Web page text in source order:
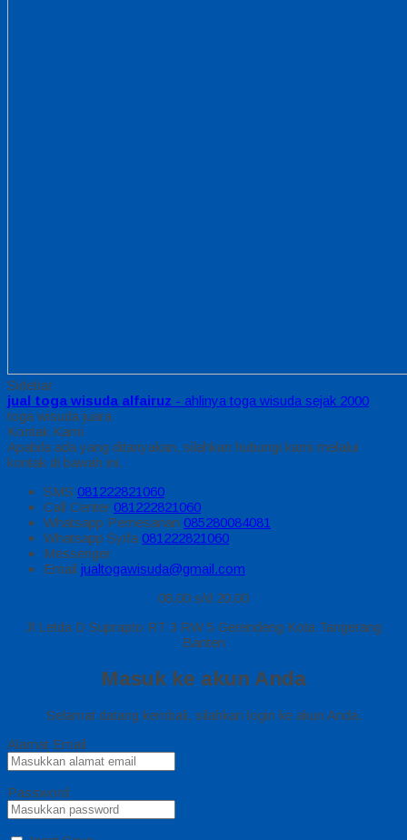
Sidebar
jual toga wisuda alfairuz - ahlinya toga wisuda sejak 2000
toga wisuda juara
Kontak Kami
Apabila ada yang ditanyakan, silahkan hubungi kami melalui
kontak di bawah ini.
SMS 081222821060
Call Center 081222821060
Whatsapp Pemesanan 085280084081
Whatsapp Syifa 081222821060
Messenger
Email jualtogawisuda@gmail.com
08.00 s/d 20.00
Jl Letda D Suprapto RT 3 RW 5 Gerendeng Kota Tangerang
Banten
Masuk ke akun Anda
Selamat datang kembali, silahkan login ke akun Anda.
Alamat Email
Password